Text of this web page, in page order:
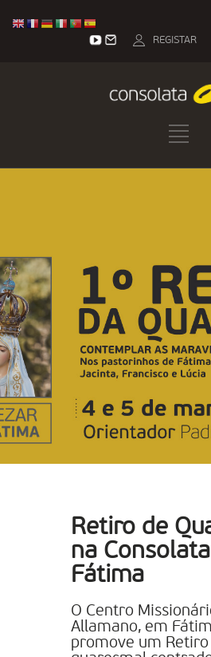
REGISTAR
Retiro de
na
Fátima
O Centro
Allamano, em
promove um Retiro